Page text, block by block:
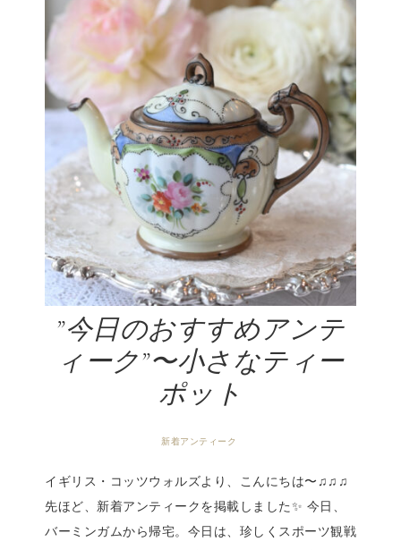
”今日のおすすめアンテ
ィーク”〜小さなティー
ポット
新着アンティーク
イギリス・コッツウォルズより、こんにちは〜♫♫♫
先ほど、新着アンティークを掲載しました✨ 今日、
バーミンガムから帰宅。今日は、珍しくスポーツ観戦